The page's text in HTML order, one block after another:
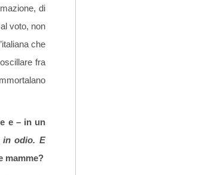
di
voto, non
che
fra
e – in un
in odio. E
mamme?